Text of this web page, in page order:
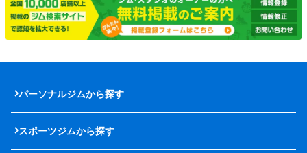
パーソナルジムから探す
スポーツジムから探す